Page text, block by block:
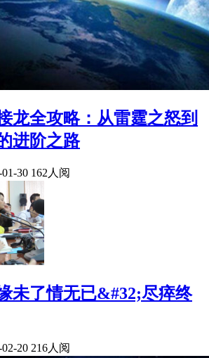
龙全攻略：从雷霆之怒到
进阶之路
01-30 162人阅
未了情无已&#32;尽瘁终
02-20 216人阅